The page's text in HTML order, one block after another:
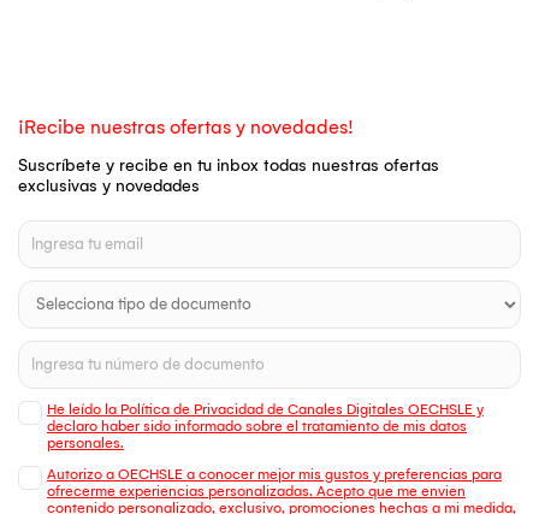
¡Recibe nuestras ofertas y novedades!
Suscríbete y recibe en tu inbox todas nuestras ofertas
exclusivas y novedades
He leído la Política de Privacidad de Canales Digitales OECHSLE y
declaro haber sido informado sobre el tratamiento de mis datos
personales.
Autorizo a OECHSLE a conocer mejor mis gustos y preferencias para
ofrecerme experiencias personalizadas. Acepto que me envien
contenido personalizado, exclusivo, promociones hechas a mi medida,